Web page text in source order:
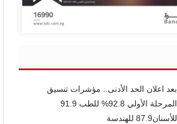
بعد اعلان الحد الأدنى.. مؤشرات تنسيق
المرحلة الأولي 92.8% للطب 91.9
للأسنان87.9 للهندسة